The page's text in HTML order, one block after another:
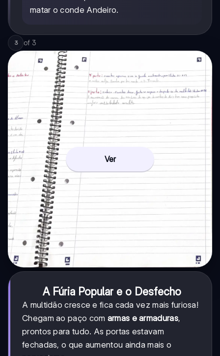
matar o conde Andeiro.
3 of 3
Ver
A Fúria Popular e o Desfecho
A multidão cresce e fica cada vez mais furiosa!
Chegam ao paço com armas e armaduras,
prontos para tudo. As portas estavam
fechadas, o que aumentou ainda mais o